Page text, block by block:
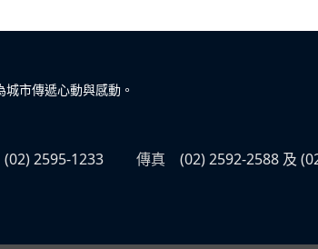
市傳遞心動與感動。
(02) 2595-1233 傳真
(02) 2592-2588 及